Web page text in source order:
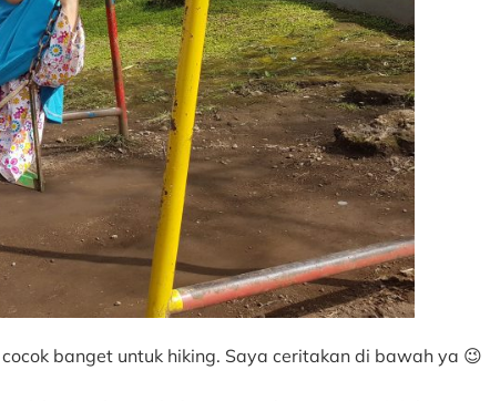
banget untuk hiking. Saya ceritakan di bawah ya 😉